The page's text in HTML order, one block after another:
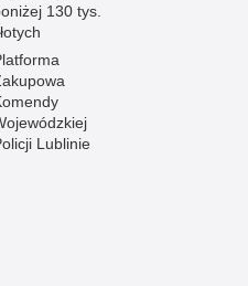
130 tys.
Lublinie